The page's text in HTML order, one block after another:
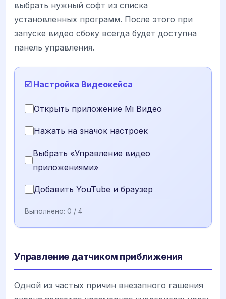
выбрать нужный софт из списка
установленных программ. После этого при
запуске видео сбоку всегда будет доступна
панель управления.
☑️ Настройка Видеокейса
Открыть приложение Mi Видео
Нажать на значок настроек
Выбрать «Управление видео
приложениями»
Добавить YouTube и браузер
Выполнено: 0 / 4
Управление датчиком приближения
Одной из частых причин внезапного гашения